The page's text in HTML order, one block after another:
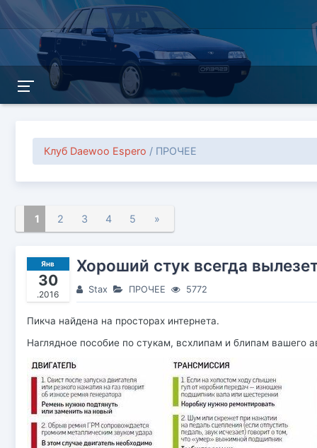
Клуб Daewoo Espero / ПРОЧЕЕ
1 2 3 4 5 »
Янв
30
.2016
Хороший стук всегда
Stax ПРОЧЕЕ 5772
Пикча найдена на просторах интернета.
Наглядное пособие по стукам, всхлипам и блипам вашего